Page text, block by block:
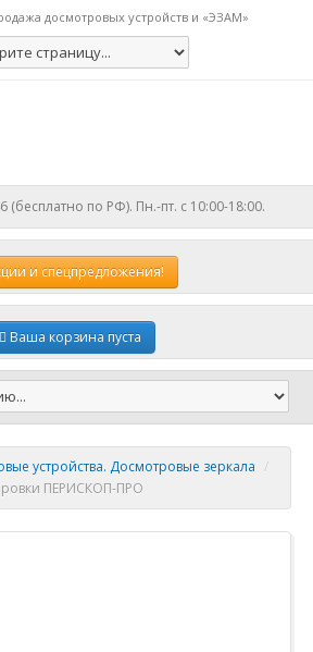
досмотровых устройств и «ЭЗАМ»
(бесплатно по РФ). Пн.-пт. с 10:00-18:00.
и спецпредложения!
Ваша корзина пуста
устройства. Досмотровые зеркала /
ПЕРИСКОП-ПРО